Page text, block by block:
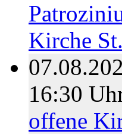
Kirche
16:30
offene